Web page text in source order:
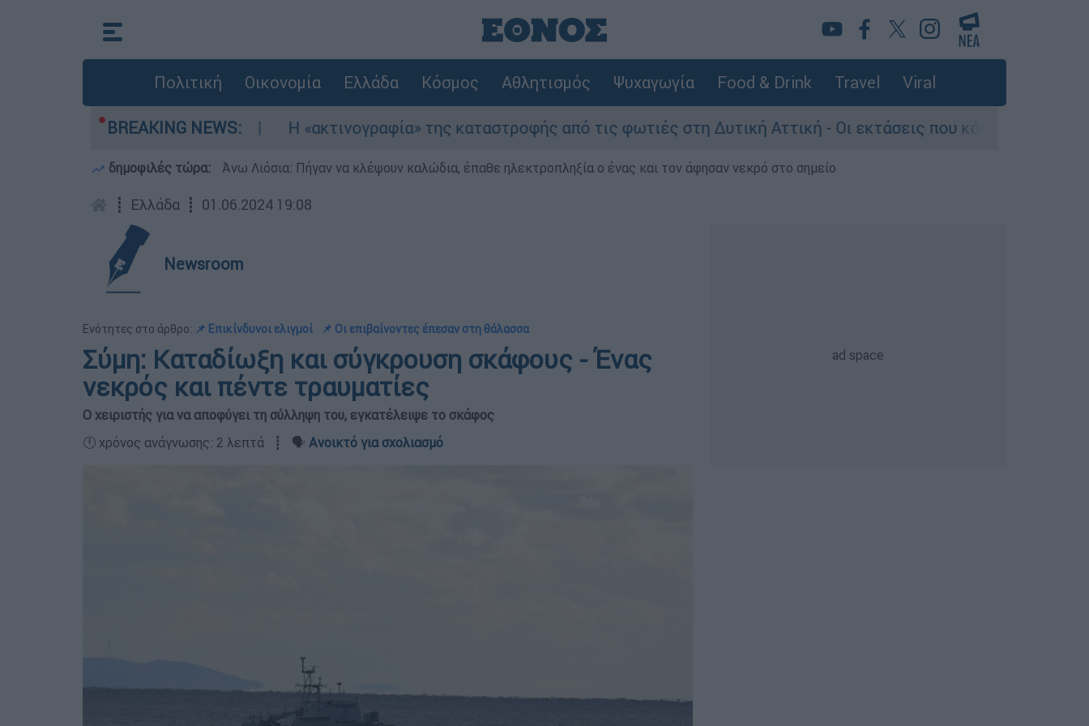
Πολιτική Οικονομία Ελλάδα Κόσμος Αθλητισμός Ψυχαγωγία Food & Drink Travel Viral
BREAKING NEWS:
τρία αεροσκάφη Η «ακτινογραφία» της καταστροφής από τις φωτιές στη Δυτική Αττική - Οι εκτάσεις που κάηκαν και η επόμενη
δημοφιλές τώρα: Άνω Λιόσια: Πήγαν να κλέψουν καλώδια, έπαθε ηλεκτροπληξία ο ένας και τον άφησαν νεκρό στο σημείο
┋ Ελλάδα ┋ 01.06.2024 19:08
Newsroom
Ενότητες στο άρθρο: 📌 Επικίνδυνοι ελιγμοί 📌 Οι επιβαίνοντες έπεσαν στη θάλασσα
Σύμη: Καταδίωξη και σύγκρουση σκάφους - Ένας
νεκρός και πέντε τραυματίες
Ο χειριστής για να αποφύγει τη σύλληψη του, εγκατέλειψε το σκάφος
🕛 χρόνος ανάγνωσης: 2 λεπτά ┋ 🗣️ Ανοικτό για σχολιασμό